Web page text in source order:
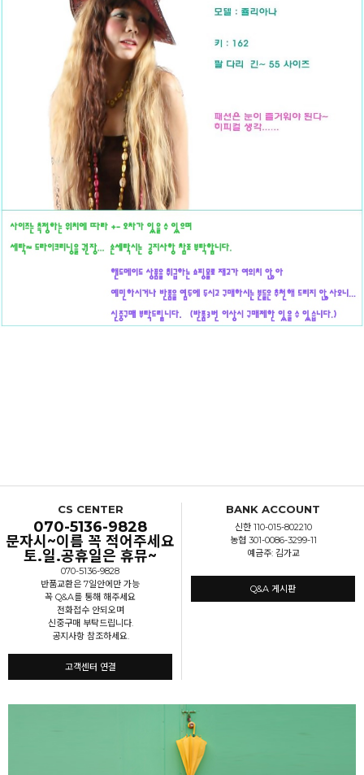
CS CENTER
070-5136-9828
문자시~이름 꼭 적어주세요
토.일.공휴일은 휴뮤~
070-5136-9828
반품교환은 7일안에만 가능
꼭 Q&A를 통해 해주세요
전화접수 안되오며
신중구매 부탁드립니다.
공지사항 참조하세요.
고객센터 연결
BANK ACCOUNT
신한 110-015-802210
농협 301-0086-3299-11
예금주: 김가교
Q&A 게시판